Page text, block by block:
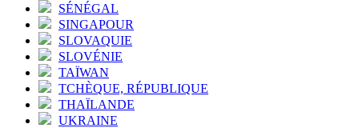
SÉNÉGAL
SINGAPOUR
SLOVAQUIE
SLOVÉNIE
TAÏWAN
TCHÈQUE, RÉPUBLIQUE
THAÏLANDE
UKRAINE